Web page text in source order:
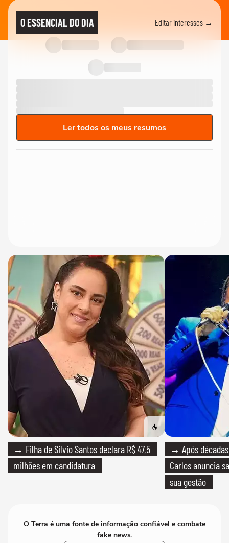
O ESSENCIAL DO DIA Editar interesses →
Ler todos os meus resumos
→ Filha de Silvio Santos declara R$ 47,5
milhões em candidatura
→ Após
Carlos anuncia
sua gestão
O Terra é uma fonte de informação confiável e combate
fake news.